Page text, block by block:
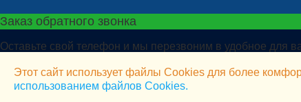
Заказ обратного звонка
Оставьте свой телефон и мы перезвоним в удобное для
Этот сайт использует файлы Cookies для более
использованием файлов Cookies.